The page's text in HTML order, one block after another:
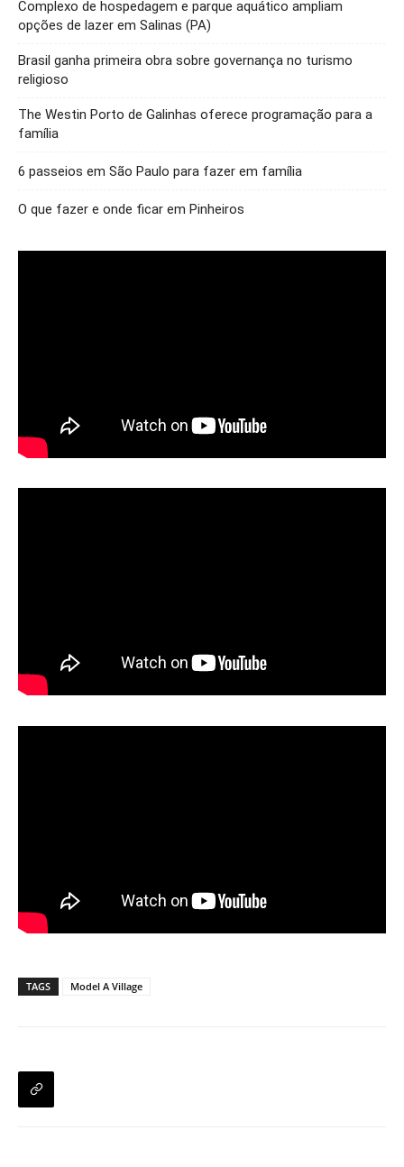
Complexo de hospedagem e parque aquático ampliam
opções de lazer em Salinas (PA)
Brasil ganha primeira obra sobre governança no turismo
religioso
The Westin Porto de Galinhas oferece programação para a
família
6 passeios em São Paulo para fazer em família
O que fazer e onde ficar em Pinheiros
TAGS Model A Village